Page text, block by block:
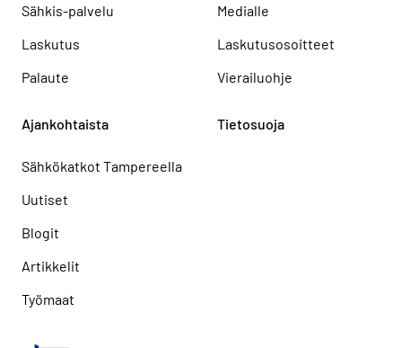
Sähkis-palvelu
Laskutus
Palaute
Medialle
Laskutusosoitteet
Vierailuohje
Ajankohtaista
Sähkökatkot Tampereella
Uutiset
Blogit
Artikkelit
Työmaat
Tietosuoja